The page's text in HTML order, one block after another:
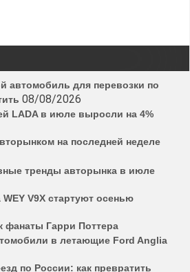
автомобиль для перевозки по
08/08/2026
LADA в июле выросли на 4%
на последней неделе
тренды авторынка в июле
V9X стартуют осенью
фанаты Гарри Поттера
в летающие Ford Anglia
по России: как превратить